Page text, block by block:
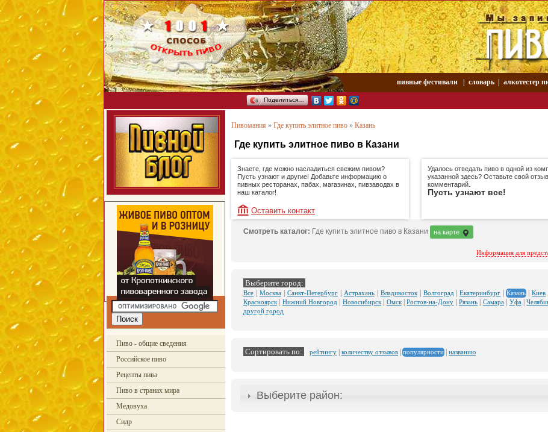
пивные фестивали словарь aлкотестер
Поделиться…
Пиво - общие сведения
Российское пиво
Рецепты пива
Пиво в странах мира
Медовуха
Сидр
Пивомания » Где купить элитное пиво » Казань
Где купить элитное пиво в Казани
Знаете, где можно насладиться свежим пивом?
Пусть узнают и другие! Добавьте информацию о
пивных ресторанах, пабах, магазинах, пивзаводах в
наш каталог!
Оставить контакт
Удалось отведать пиво в одной из
указанной здесь? Оставьте свой
комментарий.
Пусть узнают все!
Смотреть каталог: Где купить элитное пиво в Казани на карте
Информация для
Выберите город:
Все Москва| Санкт-Петербург| Астрахань| Владивосток| Волгоград|Екатеринбург |Казань|Киев
Красноярск| Нижний Новгород Новосибирск| Омск|Ростов-на-Дону |Рязань Самара| Уфа|
другой город
Сортировать по: рейтингу количеству отзывов |популярности| названию
Выберите район: